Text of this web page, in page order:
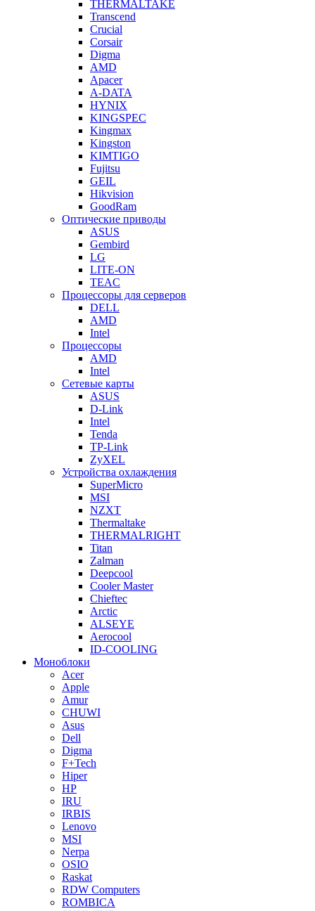
THERMALTAKE
Transcend
Crucial
Corsair
Digma
AMD
Apacer
A-DATA
HYNIX
KINGSPEC
Kingmax
Kingston
KIMTIGO
Fujitsu
GEIL
Hikvision
GoodRam
Оптические приводы
ASUS
Gembird
LG
LITE-ON
TEAC
Процессоры для серверов
DELL
AMD
Intel
Процессоры
AMD
Intel
Сетевые карты
ASUS
D-Link
Intel
Tenda
TP-Link
ZyXEL
Устройства охлаждения
SuperMicro
MSI
NZXT
Thermaltake
THERMALRIGHT
Titan
Zalman
Deepcool
Cooler Master
Chieftec
Arctic
ALSEYE
Aerocool
ID-COOLING
Моноблоки
Acer
Apple
Amur
CHUWI
Asus
Dell
Digma
F+Tech
Hiper
HP
IRU
IRBIS
Lenovo
MSI
Nerpa
OSIO
Raskat
RDW Computers
ROMBICA